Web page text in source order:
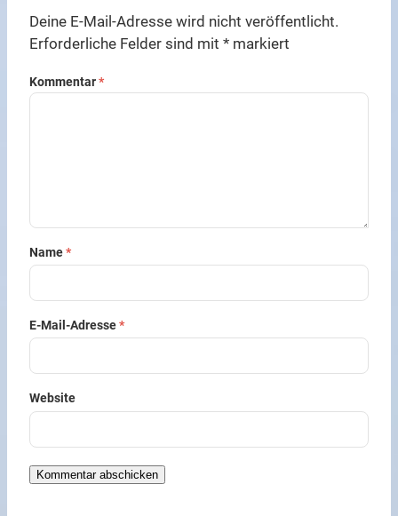
Deine E-Mail-Adresse wird nicht veröffentlicht.
Erforderliche Felder sind mit* markiert
Kommentar*
Name*
E-Mail-Adresse*
Website